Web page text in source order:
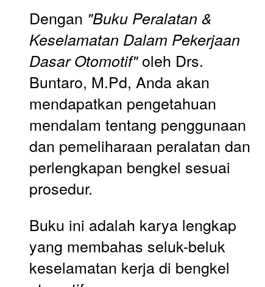
Dengan "Buku Peralatan &
Keselamatan Dalam Pekerjaan
Dasar Otomotif" oleh Drs.
Buntaro, M.Pd, Anda akan
mendapatkan pengetahuan
mendalam tentang penggunaan
dan pemeliharaan peralatan dan
perlengkapan bengkel sesuai
prosedur.
Buku ini adalah karya lengkap
yang membahas seluk-beluk
keselamatan kerja di bengkel